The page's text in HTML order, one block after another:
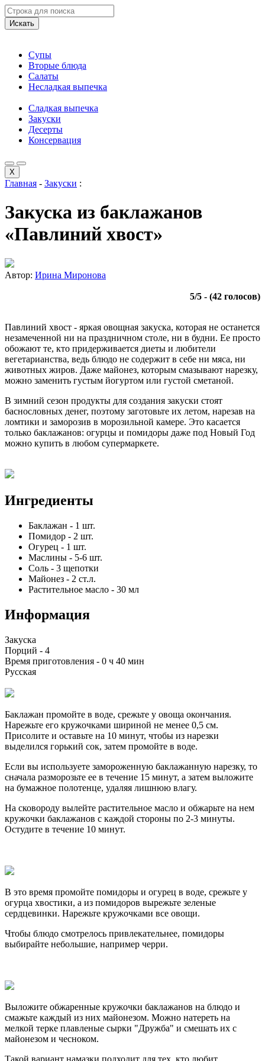
Искать
Супы
Вторые блюда
Салаты
Несладкая выпечка
Сладкая выпечка
Закуски
Десерты
Консервация
X
Главная - Закуски :
Закуска из баклажанов
«Павлиний хвост»
Автор: Ирина Миронова
5/5 - (42 голосов)
Павлиний хвост - яркая овощная закуска, которая не останется
незамеченной ни на праздничном столе, ни в будни. Ее просто
обожают те, кто придерживается диеты и любители
вегетарианства, ведь блюдо не содержит в себе ни мяса, ни
животных жиров. Даже майонез, которым смазывают нарезку,
можно заменить густым йогуртом или густой сметаной.
В зимний сезон продукты для создания закуски стоят
баснословных денег, поэтому заготовьте их летом, нарезав на
ломтики и заморозив в морозильной камере. Это касается
только баклажанов: огурцы и помидоры даже под Новый Год
можно купить в любом супермаркете.
Ингредиенты
Баклажан - 1 шт.
Помидор - 2 шт.
Огурец - 1 шт.
Маслины - 5-6 шт.
Соль - 3 щепотки
Майонез - 2 ст.л.
Растительное масло - 30 мл
Информация
Закуска
Порций - 4
Время приготовления - 0 ч 40 мин
Русская
Баклажан промойте в воде, срежьте у овоща окончания.
Нарежьте его кружочками шириной не менее 0,5 см.
Присолите и оставьте на 10 минут, чтобы из нарезки
выделился горький сок, затем промойте в воде.
Если вы используете замороженную баклажанную нарезку, то
сначала разморозьте ее в течение 15 минут, а затем выложите
на бумажное полотенце, удаляя лишнюю влагу.
На сковороду вылейте растительное масло и обжарьте на нем
кружочки баклажанов с каждой стороны по 2-3 минуты.
Остудите в течение 10 минут.
В это время промойте помидоры и огурец в воде, срежьте у
огурца хвостики, а из помидоров вырежьте зеленые
сердцевинки. Нарежьте кружочками все овощи.
Чтобы блюдо смотрелось привлекательнее, помидоры
выбирайте небольшие, например черри.
Выложите обжаренные кружочки баклажанов на блюдо и
смажьте каждый из них майонезом. Можно натереть на
мелкой терке плавленые сырки "Дружба" и смешать их с
майонезом и чесноком.
Такой вариант намазки подходит для тех, кто любит